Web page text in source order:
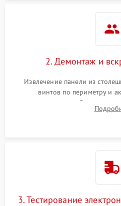
2. Демонтаж и
Извлечение панели из
винтов по периметру и
стеклокерамической
сенсорного блока для доступа
3. Тестирование